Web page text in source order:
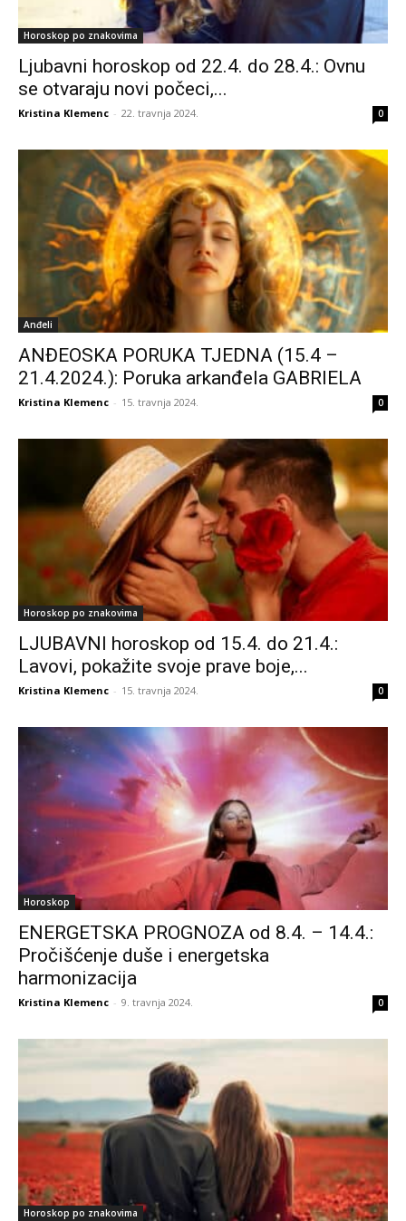
Horoskop po znakovima
Ljubavni horoskop od 22.4. do 28.4.: Ovnu
se otvaraju novi počeci,...
Kristina Klemenc - 22. travnja 2024. 0
Anđeli
ANĐEOSKA PORUKA TJEDNA (15.4 –
21.4.2024.): Poruka arkanđela GABRIELA
Kristina Klemenc - 15. travnja 2024. 0
Horoskop po znakovima
LJUBAVNI horoskop od 15.4. do 21.4.:
Lavovi, pokažite svoje prave boje,...
Kristina Klemenc - 15. travnja 2024. 0
Horoskop
ENERGETSKA PROGNOZA od 8.4. – 14.4.:
Pročišćenje duše i energetska
harmonizacija
Kristina Klemenc - 9. travnja 2024. 0
Horoskop po znakovima